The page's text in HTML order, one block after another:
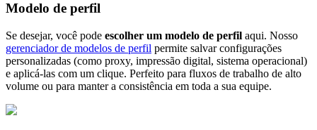
Modelo de perfil
Se desejar, você pode escolher um modelo de perfil aqui. Nosso
gerenciador de modelos de perfil permite salvar configurações
personalizadas (como proxy, impressão digital, sistema operacional)
e aplicá-las com um clique. Perfeito para fluxos de trabalho de alto
volume ou para manter a consistência em toda a sua equipe.